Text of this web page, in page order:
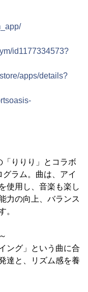
id1177334573?
apps/details?
「りりり」とコラボ
ラム。曲は、アイ
使用し、音楽も楽し
力の向上、バランス
。
グ」という曲に合
達と、リズム感を養